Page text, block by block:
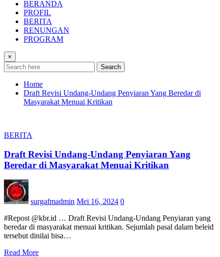
BERANDA
PROFIL
BERITA
RENUNGAN
PROGRAM
×
Search
Home
Draft Revisi Undang-Undang Penyiaran Yang Beredar di
Masyarakat Menuai Kritikan
BERITA
Draft Revisi Undang-Undang Penyiaran Yang
Beredar di Masyarakat Menuai Kritikan
surgafmadmin Mei 16, 2024 0
#Repost @kbr.id … Draft Revisi Undang-Undang Penyiaran yang
beredar di masyarakat menuai kritikan. Sejumlah pasal dalam beleid
tersebut dinilai bisa…
Read More